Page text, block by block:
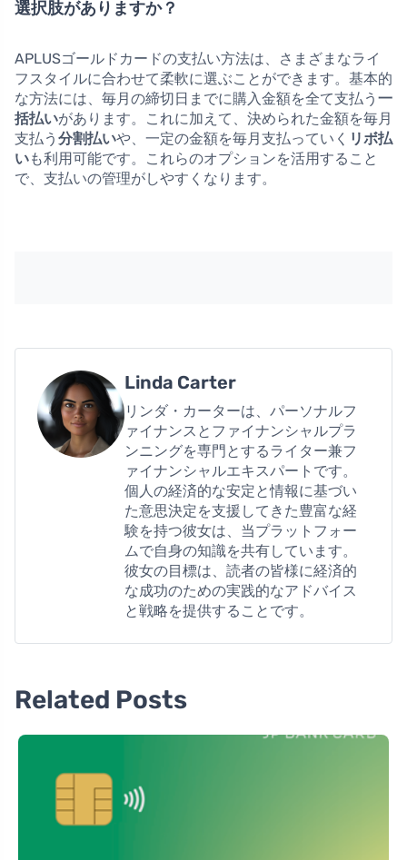
選択肢がありますか？
APLUSゴールドカードの支払い方法は、さまざまなライ
フスタイルに合わせて柔軟に選ぶことができます。基本的
な方法には、毎月の締切日までに購入金額を全て支払う 一
括払いがあります。これに加えて、決められた金額を毎月
支払う 分割払いや、一定の金額を毎月支払っていく リボ払
いも利用可能です。これらのオプションを活用すること
で、支払いの管理がしやすくなります。
Linda Carter
リンダ・カーターは、パーソナルフ
ァイナンスとファイナンシャルプラ
ンニングを専門とするライター兼フ
ァイナンシャルエキスパートです。
個人の経済的な安定と情報に基づい
た意思決定を支援してきた豊富な経
験を持つ彼女は、当プラットフォー
ムで自身の知識を共有しています。
彼女の目標は、読者の皆様に経済的
な成功のための実践的なアドバイス
と戦略を提供することです。
Related Posts